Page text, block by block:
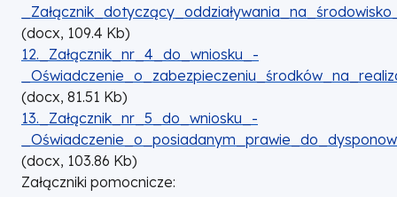
(docx, 109.4 Kb)
DOKUMENT
12._Załącznik_nr_4_do_wniosku_-
(docx, 81.51 Kb)
DOKUMENT
13._Załącznik_nr_5_do_wniosku_-
(docx, 103.86 Kb)
Załączniki pomocnicze: